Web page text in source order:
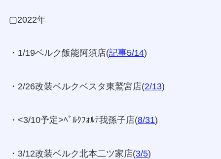
▢2022年
・1/19ベルク飯能阿須店(記事5/14)
・2/26改装ベルクベスタ東鷲宮店(2/13)
・<3/10予定>ﾍﾞﾙｸﾌｫﾙﾃ我孫子店(8/31)
・3/12改装ベルク北本二ツ家店(3/5)